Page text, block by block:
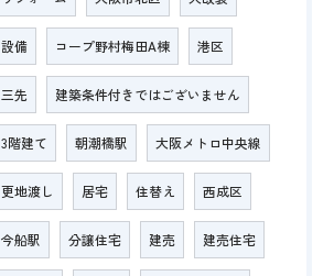
設備 コープ野村梅田A棟 港区
三先 建築条件付きではございません
3階建て 朝潮橋駅 大阪メトロ中央線
更地渡し 居宅 住替え 西成区
今船駅 分譲住宅 建売 建売住宅